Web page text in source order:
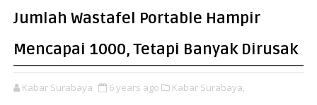
Jumlah Wastafel Portable Hampir
Mencapai 1000, Tetapi Banyak Dirusak
Kabar Surabaya 6 years ago Kabar Surabaya,